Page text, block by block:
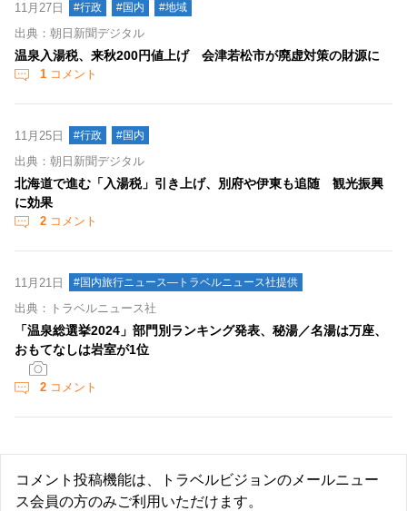
11月27日 #行政 #国内 #地域
出典：朝日新聞デジタル
温泉入湯税、来秋200円値上げ 会津若松市が廃虚対策の財源に
1 コメント
11月25日 #行政 #国内
出典：朝日新聞デジタル
北海道で進む「入湯税」引き上げ、別府や伊東も追随 観光振興
に効果
2 コメント
11月21日 #国内旅行ニュース―トラベルニュース社提供
出典：トラベルニュース社
「温泉総選挙2024」部門別ランキング発表、秘湯／名湯は万座、
おもてなしは岩室が1位
2 コメント
コメント投稿機能は、トラベルビジョンのメールニュー
ス会員の方のみご利用いただけます。